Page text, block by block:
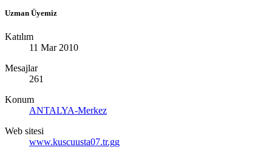
Uzman Üyemiz
Katılım
11 Mar 2010
Mesajlar
261
Konum
ANTALYA-Merkez
Web sitesi
www.kuscuusta07.tr.gg